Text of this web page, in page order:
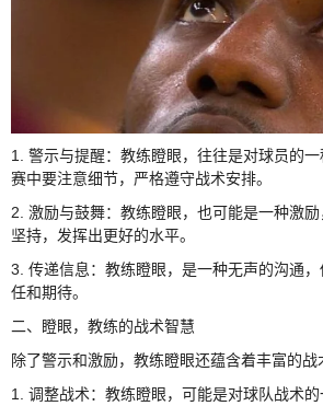
1. 警示与提醒：教练瞪眼，往往是对球员的
赛中要注意细节，严格遵守战术安排。
2. 激励与鼓舞：教练瞪眼，也可能是一种激
坚持，发挥出更好的水平。
3. 传递信息：教练瞪眼，是一种无声的沟通
任和期待。
二、瞪眼，教练的战术智慧
除了警示和激励，教练瞪眼还蕴含着丰富的战
1. 调整战术：教练瞪眼，可能是对球队战术